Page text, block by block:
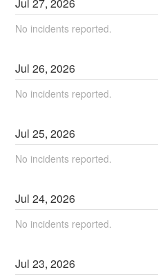
Jul27,2026
No incidents reported.
Jul26,2026
No incidents reported.
Jul25,2026
No incidents reported.
Jul24,2026
No incidents reported.
Jul23,2026